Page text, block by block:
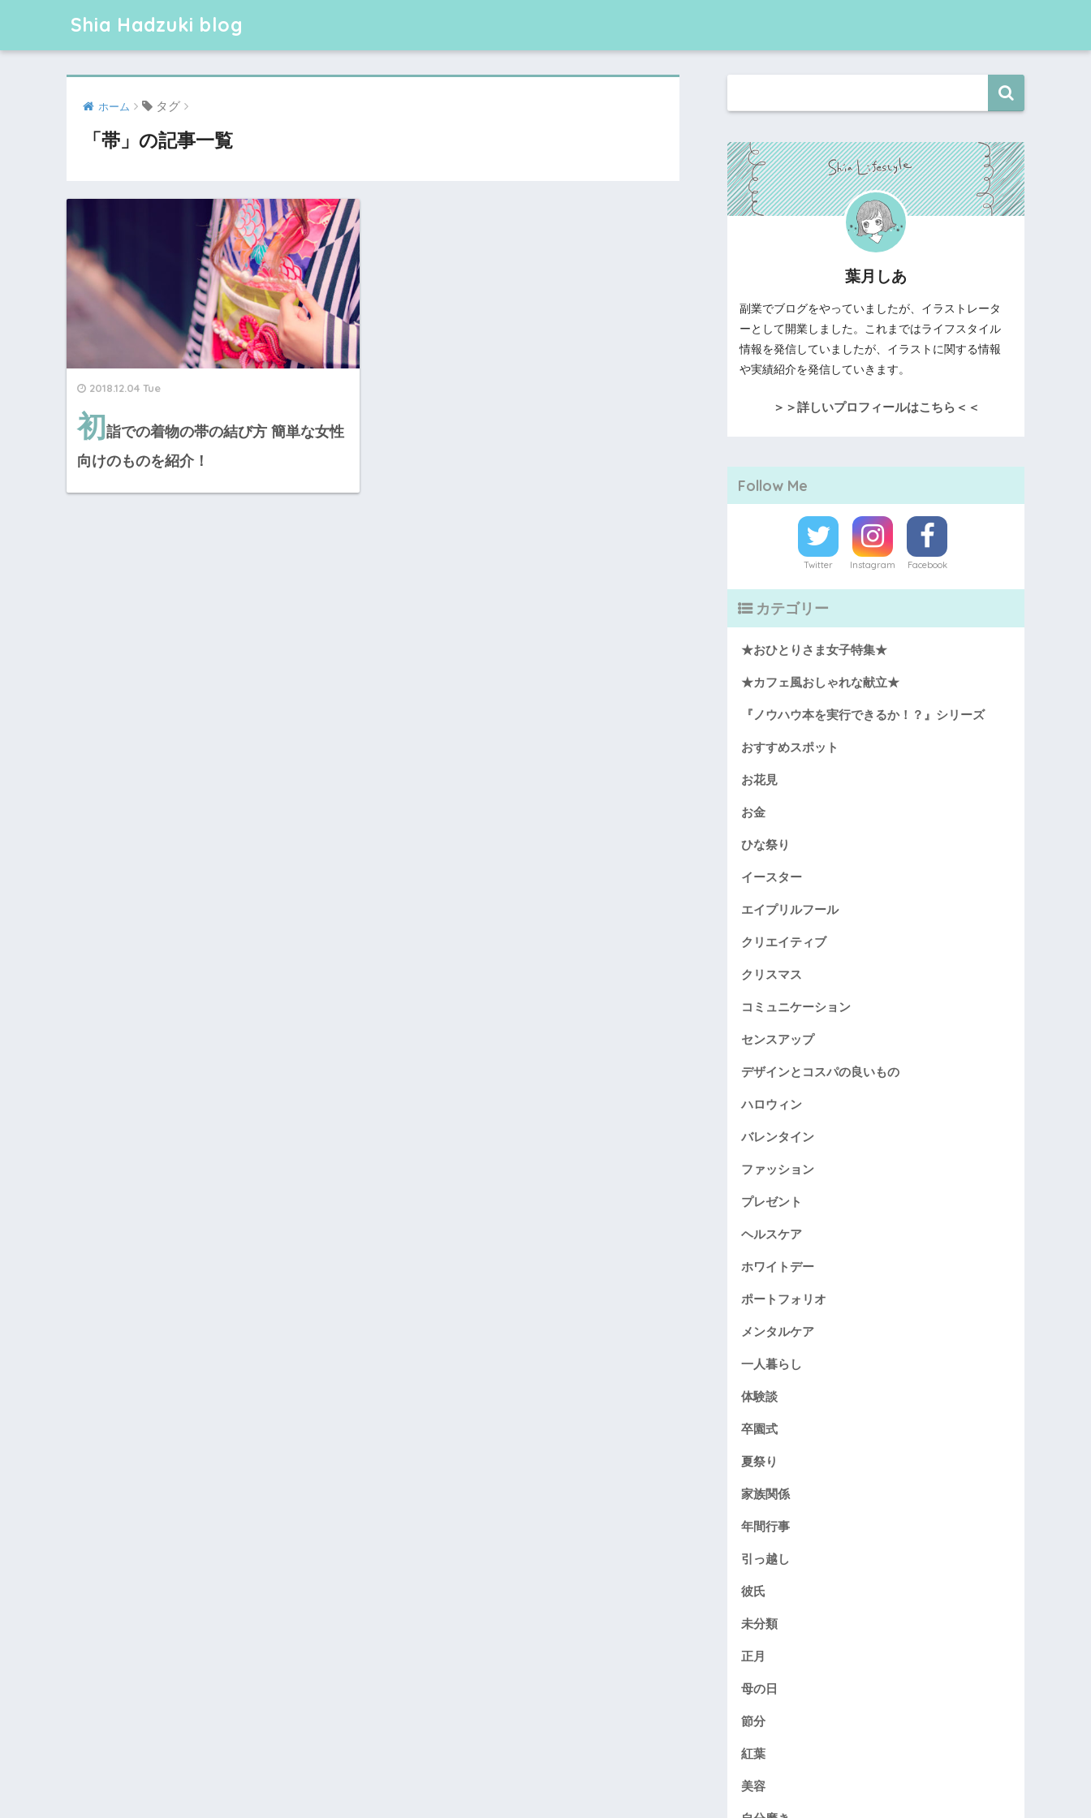
Shia Hadzuki blog
ホーム タグ
「帯」の記事一覧
2018.12.04 Tue
初 詣での着物の帯の結び方 簡単な女性
向けのものを紹介！
葉月しあ
副業でブログをやっていましたが、イラストレータ
ーとして開業しました。これまではライフスタイル
情報を発信していましたが、イラストに関する情報
や実績紹介を発信していきます。
＞＞詳しいプロフィールはこちら＜＜
Follow Me
Twitter Instagram Facebook
カテゴリー
★おひとりさま女子特集★
★カフェ風おしゃれな献立★
『ノウハウ本を実行できるか！？』シリーズ
おすすめスポット
お花見
お金
ひな祭り
イースター
エイプリルフール
クリエイティブ
クリスマス
コミュニケーション
センスアップ
デザインとコスパの良いもの
ハロウィン
バレンタイン
ファッション
プレゼント
ヘルスケア
ホワイトデー
ポートフォリオ
メンタルケア
一人暮らし
体験談
卒園式
夏祭り
家族関係
年間行事
引っ越し
彼氏
未分類
正月
母の日
節分
紅葉
美容